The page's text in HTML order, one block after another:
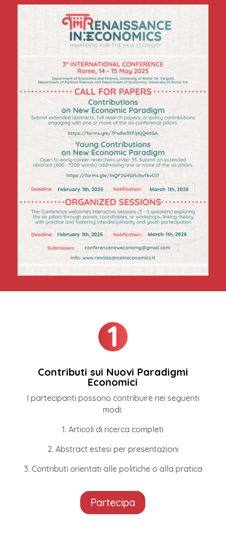
Contributi sui Nuovi Paradigmi
Economici
I partecipanti possono contribuire nei seguenti
modi:
1. Articoli di ricerca completi
2. Abstract estesi per presentazioni
3. Contributi orientati alle politiche o alla pratica
Partecipa